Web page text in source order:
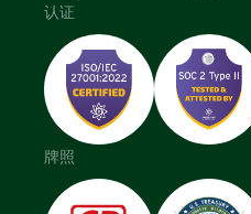
认证
牌照